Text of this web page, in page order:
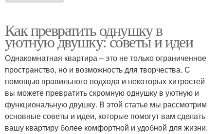
Как превратить однушку в
уютную двушку: советы и идеи
Однакомнатная квартира – это не только ограниченное
пространство, но и возможность для творчества. С
помощью правильного подхода и некоторых хитростей
вы можете превратить скромную однушку в уютную и
функциональную двушку. В этой статье мы рассмотрим
основные советы и идеи, которые помогут вам сделать
вашу квартиру более комфортной и удобной для жизни.